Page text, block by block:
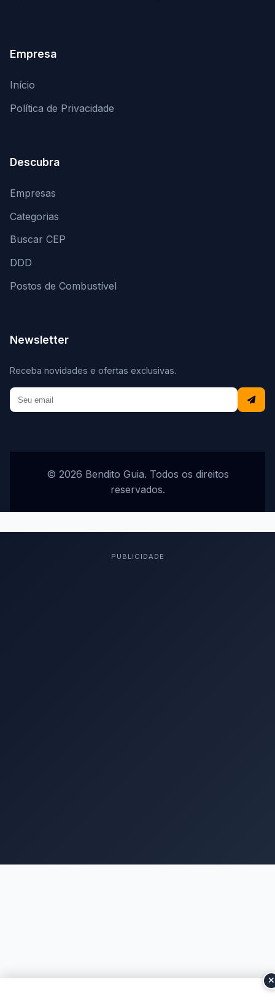
Empresa
Início
Política de Privacidade
Descubra
Empresas
Categorias
Buscar CEP
DDD
Postos de Combustível
Newsletter
Receba novidades e ofertas exclusivas.
© 2026 Bendito Guia. Todos os direitos
reservados.